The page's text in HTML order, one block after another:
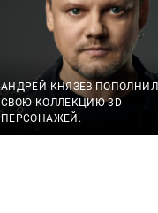
АНДРЕЙ КНЯЗЕВ ПОПОЛНИЛ
СВОЮ КОЛЛЕКЦИЮ 3D-
ПЕРСОНАЖЕЙ.